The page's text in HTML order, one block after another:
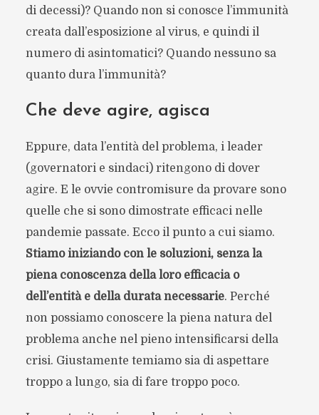
di decessi)? Quando non si conosce l’immunità
creata dall’esposizione al virus, e quindi il
numero di asintomatici? Quando nessuno sa
quanto dura l’immunità?
Che deve agire, agisca
Eppure, data l’entità del problema, i leader
(governatori e sindaci) ritengono di dover
agire. E le ovvie contromisure da provare sono
quelle che si sono dimostrate efficaci nelle
pandemie passate. Ecco il punto a cui siamo.
Stiamo iniziando con le soluzioni, senza la
piena conoscenza della loro efficacia o
dell’entità e della durata necessarie. Perché
non possiamo conoscere la piena natura del
problema anche nel pieno intensificarsi della
crisi. Giustamente temiamo sia di aspettare
troppo a lungo, sia di fare troppo poco.